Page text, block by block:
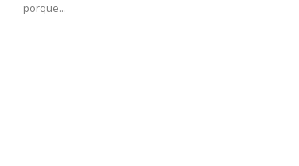
porque...